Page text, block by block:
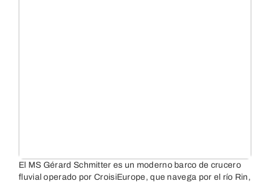
El MS Gérard Schmitter es un moderno barco de crucero
fluvial operado por CroisiEurope, que navega por el río Rin,